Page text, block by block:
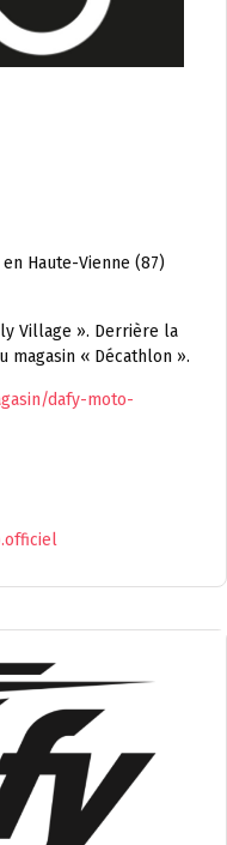
Haute-Vienne (87)
Village ». Derrière la
magasin « Décathlon ».
dafy-moto-